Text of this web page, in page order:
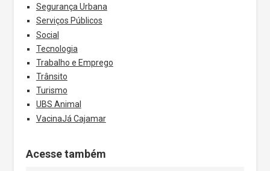
Segurança Urbana
Serviços Públicos
Social
Tecnologia
Trabalho e Emprego
Trânsito
Turismo
UBS Animal
VacinaJá Cajamar
Acesse também